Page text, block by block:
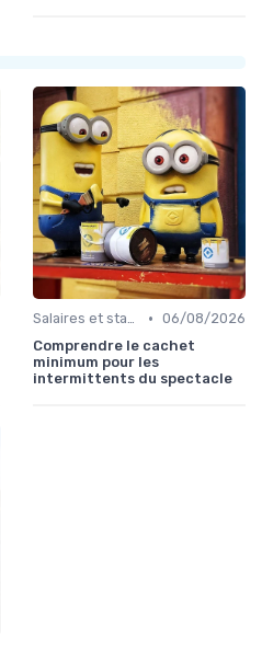
Salaires et statut d'intermittent • 06/08/2026
Comprendre le cachet
minimum pour les
intermittents du spectacle